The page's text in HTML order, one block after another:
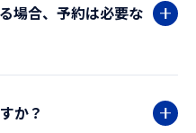
場合、予約は必要な
か？